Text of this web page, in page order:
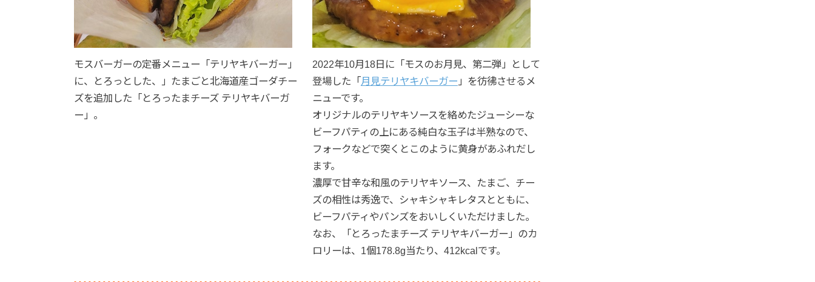
モスバーガーの定番メニュー「テリヤキバーガー」
に、とろっとした、」たまごと北海道産ゴーダチー
ズを追加した「とろったまチーズ テリヤキバーガ
ー」。
2022年10月18日に「モスのお月見、第二弾」として
登場した「月見テリヤキバーガー 」を彷彿させるメ
ニューです。
オリジナルのテリヤキソースを絡めたジューシーな
ビーフパティの上にある純白な玉子は半熟なので、
フォークなどで突くとこのように黄身があふれだし
ます。
濃厚で甘辛な和風のテリヤキソース、たまご、チー
ズの相性は秀逸で、シャキシャキレタスとともに、
ビーフパティやパンズをおいしくいただけました。
なお、「とろったまチーズ テリヤキバーガー」のカ
ロリーは、1個178.8g当たり、412kcalです。